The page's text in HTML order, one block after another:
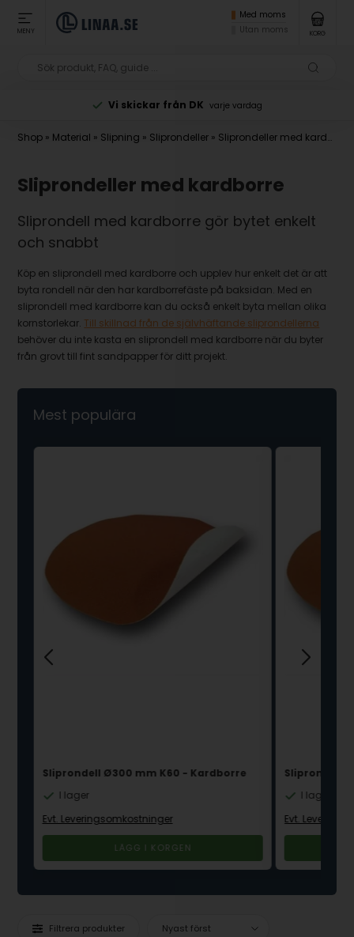
MENY
Med moms
Utan moms
KORG
Betala med Klarna vid beställning
Shop » Material » Slipning » Sliprondeller » Sliprondeller med kardborre
Sliprondeller med kardborre
Sliprondell med kardborre gör bytet enkelt
och snabbt
Köp en sliprondell med kardborre och upplev hur enkelt det är att
byta rondell när den har kardborrefäste på baksidan. Med en
sliprondell med kardborre kan du också enkelt byta mellan olika
kornstorlekar. Till skillnad från de självhäftande sliprondellerna
behöver du inte kasta en sliprondell med kardborre när du byter
från grovt till fint sandpapper för ditt projekt.
Mest populära
Sliprondell Ø300 mm K60 - Kardborre
I lager
Evt. Leveringsomkostninger
Sliprondel
I lager
Evt.
Filtrera produkter